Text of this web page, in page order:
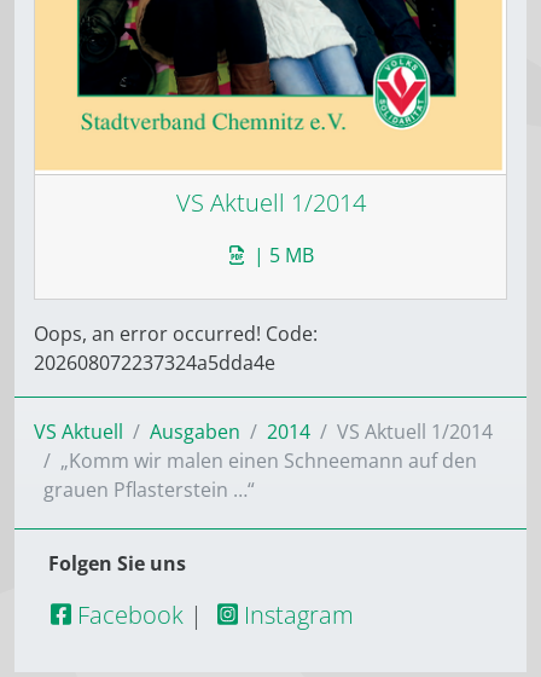
VS Aktuell 1/2014
| 5 MB
Oops, an error occurred! Code:
202608072237324a5dda4e
VS Aktuell Ausgaben 2014
VS Aktuell 1/2014
„Komm wir malen einen Schneemann auf den
grauen Pflasterstein …“
Folgen Sie uns
Facebook | Instagram